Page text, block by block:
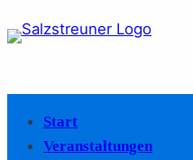
Start
Veranstaltungen